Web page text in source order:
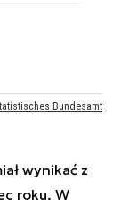
wynikać z
roku. W